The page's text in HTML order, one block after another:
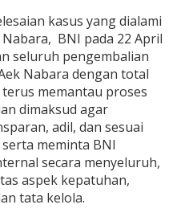
kasus yang dialami
Nabara, BNI pada 22 April
seluruh pengembalian
Nabara dengan total
terus memantau proses
dimaksud agar
adil, dan sesuai
meminta BNI
secara menyeluruh,
aspek kepatuhan,
tata kelola.